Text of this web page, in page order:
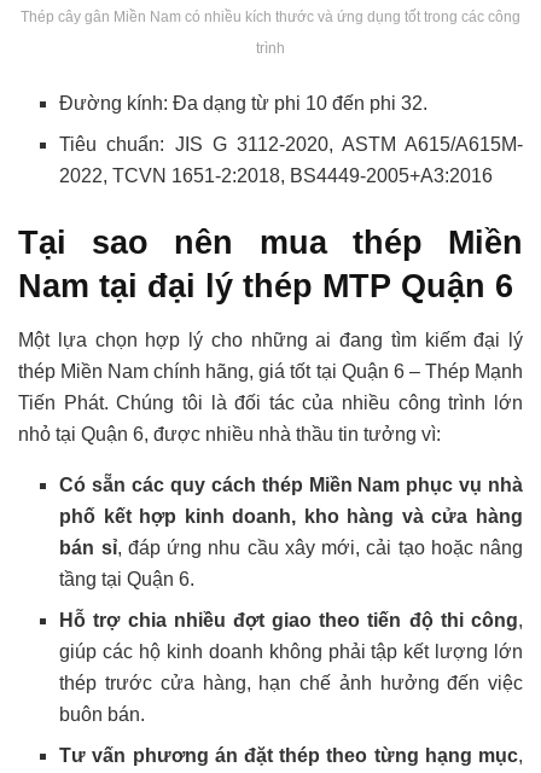
Thép cây gân Miền Nam có nhiều kích thước và ứng dụng tốt trong các công
trình
Đường kính: Đa dạng từ phi 10 đến phi 32.
Tiêu chuẩn: JIS G 3112-2020, ASTM A615/A615M-
2022, TCVN 1651-2:2018, BS4449-2005+A3:2016
Tại sao nên mua thép Miền
Nam tại đại lý thép MTP Quận 6
Một lựa chọn hợp lý cho những ai đang tìm kiếm đại lý
thép Miền Nam chính hãng, giá tốt tại Quận 6 – Thép Mạnh
Tiến Phát. Chúng tôi là đối tác của nhiều công trình lớn
nhỏ tại Quận 6, được nhiều nhà thầu tin tưởng vì:
Có sẵn các quy cách thép Miền Nam phục vụ nhà
phố kết hợp kinh doanh, kho hàng và cửa hàng
bán sỉ, đáp ứng nhu cầu xây mới, cải tạo hoặc nâng
tầng tại Quận 6.
Hỗ trợ chia nhiều đợt giao theo tiến độ thi công,
giúp các hộ kinh doanh không phải tập kết lượng lớn
thép trước cửa hàng, hạn chế ảnh hưởng đến việc
buôn bán.
Tư vấn phương án đặt thép theo từng hạng mục,